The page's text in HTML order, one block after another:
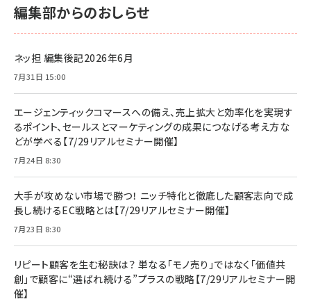
編集部からのおしらせ
ネッ担 編集後記2026年6月
7月31日 15:00
エージェンティックコマースへの備え、売上拡大と効率化を実現す
るポイント、セールスとマーケティングの成果につなげる考え方な
どが学べる【7/29リアルセミナー開催】
7月24日 8:30
大手が攻めない市場で勝つ！ ニッチ特化と徹底した顧客志向で成
長し続けるEC戦略とは【7/29リアルセミナー開催】
7月23日 8:30
リピート顧客を生む秘訣は？ 単なる「モノ売り」ではなく「価値共
創」で顧客に“選ばれ続ける”プラスの戦略【7/29リアルセミナー開
催】